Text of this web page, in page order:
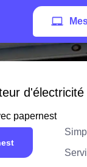
d'électricité
papernest